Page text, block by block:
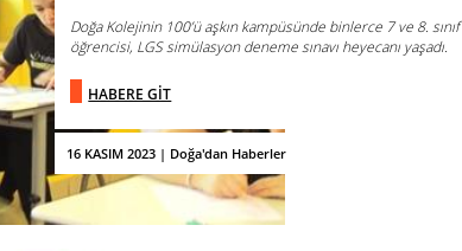
16 KASIM 2023 | Doğa'dan Haberler
Doğa Kolejinin 100’ü aşkın kampüsünde binlerce 7 ve 8. sınıf
öğrencisi, LGS simülasyon deneme sınavı heyecanı yaşadı.
HABERE GİT